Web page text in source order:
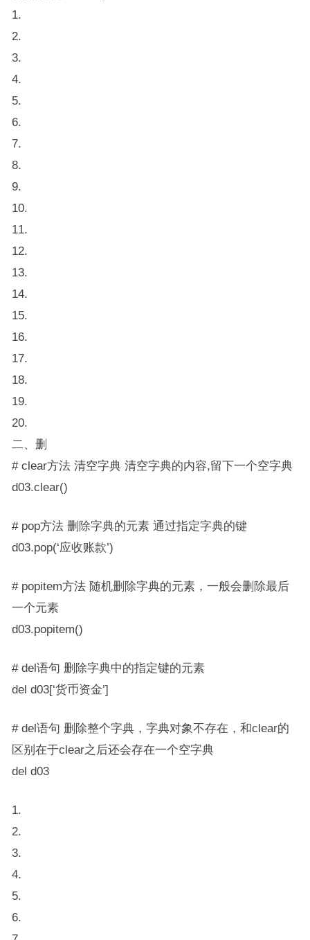
1.
2.
3.
4.
5.
6.
7.
8.
9.
10.
11.
12.
13.
14.
15.
16.
17.
18.
19.
20.
二、删
# clear方法 清空字典 清空字典的内容,留下一个空字典
d03.clear()
# pop方法 删除字典的元素 通过指定字典的键
d03.pop(‘应收账款’)
# popitem方法 随机删除字典的元素，一般会删除最后
一个元素
d03.popitem()
# del语句 删除字典中的指定键的元素
del d03[‘货币资金’]
# del语句 删除整个字典，字典对象不存在，和clear的
区别在于clear之后还会存在一个空字典
del d03
1.
2.
3.
4.
5.
6.